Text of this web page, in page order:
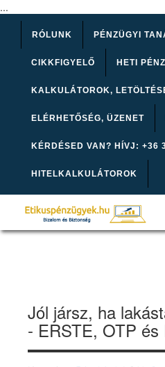
...
RÓLUNK PÉNZÜGYI
CIKKFIGYELŐ HETI
KALKULÁTOROK,
ELÉRHETŐSÉG, ÜZENET
KÉRDÉSED VAN? HÍVJ: +36
HITELKALKULÁTOROK
Jól jársz, ha
- ERSTE, OTP és